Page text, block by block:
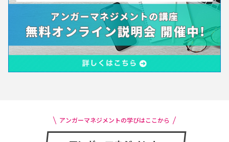
アンガーマネジメントの学びはここから